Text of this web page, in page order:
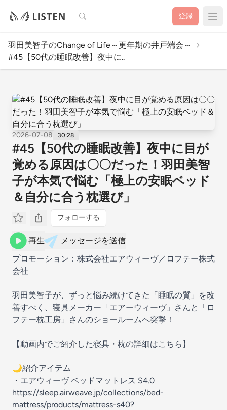
検索 登録
羽田美智子のChange of Life～更年期の井戸端会～
#45【50代の睡眠改善】夜中に..
2026-07-08 30:28
#45【50代の睡眠改善】夜中に目が
覚める原因は〇〇だった！羽田美智
子が本気で悩む「極上の安眠ベッド
＆自分に合う枕選び」
フォローする
再生
メッセージを送信
プロモーション：株式会社エアウィーヴ／ロフテー株式
会社
羽田美智子が、ずっと悩み続けてきた「睡眠の質」を改
善すべく、寝具メーカー「エアーウィーヴ」さんと「ロ
フテー枕工房」さんのショールームへ突撃！
【動画内でご紹介した寝具・枕の詳細はこちら】
🌙紹介アイテム
・エアウィーヴ ベッドマットレス S4.0
https://sleep.airweave.jp/collections/bed-
mattress/products/mattress-s40?